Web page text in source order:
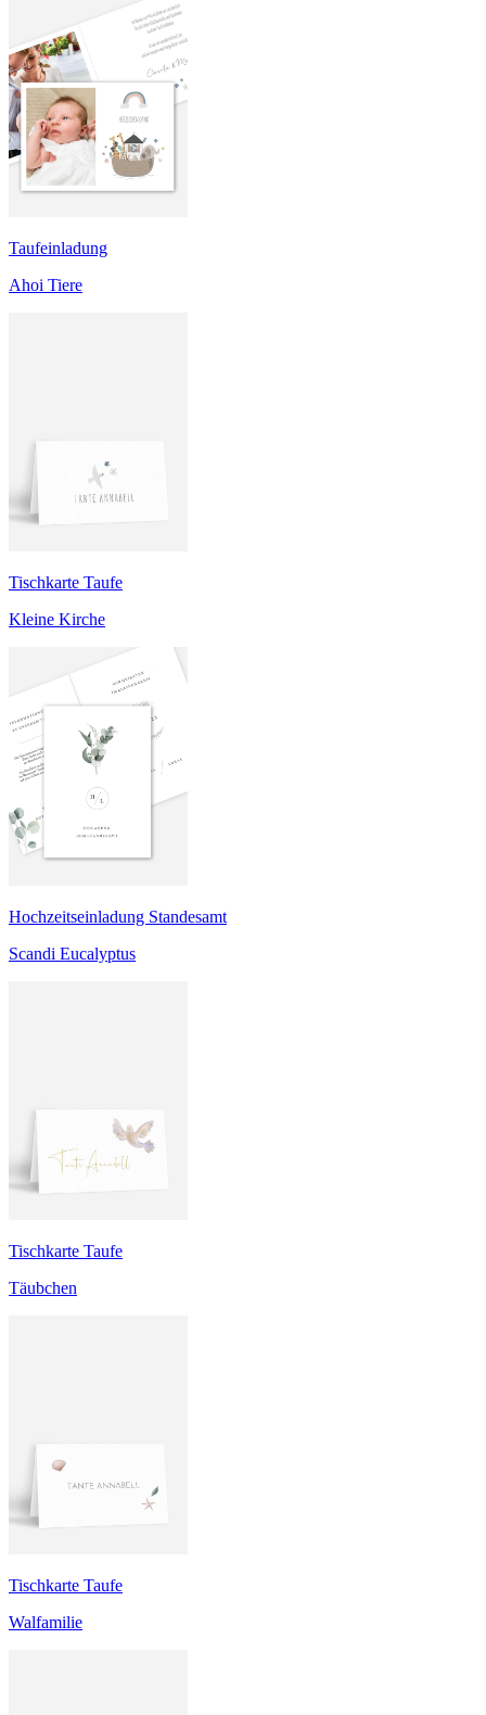
Taufeinladung
Ahoi Tiere
Tischkarte Taufe
Kleine Kirche
Hochzeitseinladung Standesamt
Scandi Eucalyptus
Tischkarte Taufe
Täubchen
Tischkarte Taufe
Walfamilie